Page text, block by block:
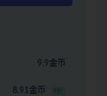
9.9金币
8.91金币 9折